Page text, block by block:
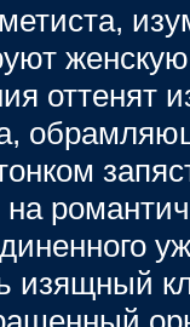
оттенят
изящный